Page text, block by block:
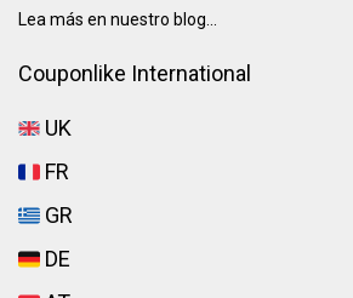
Lea más en nuestro blog...
Couponlike International
UK
FR
GR
DE